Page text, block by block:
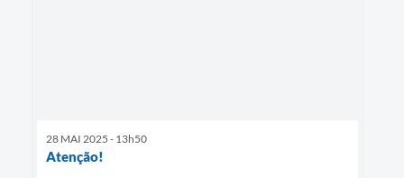
28 MAI 2025 - 13h50
Atenção!